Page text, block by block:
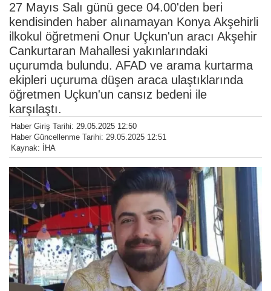
27 Mayıs Salı günü gece 04.00'den beri
kendisinden haber alınamayan Konya Akşehirli
ilkokul öğretmeni Onur Uçkun'un aracı Akşehir
Cankurtaran Mahallesi yakınlarındaki
uçurumda bulundu. AFAD ve arama kurtarma
ekipleri uçuruma düşen araca ulaştıklarında
öğretmen Uçkun'un cansız bedeni ile
karşılaştı.
Haber Giriş Tarihi: 29.05.2025 12:50
Haber Güncellenme Tarihi: 29.05.2025 12:51
Kaynak: İHA